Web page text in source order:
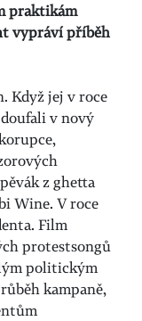
praktikám
vypráví příběh
Když jej v roce
v nový
z ghetta
Wine. V roce
Film
protestsongů
politickým
kampaně,